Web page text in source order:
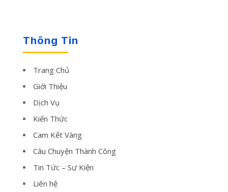
Thông Tin
Trang Chủ
Giới Thiệu
Dịch Vụ
Kiến Thức
Cam Kết Vàng
Câu Chuyện Thành Công
Tin Tức – Sự Kiện
Liên hệ